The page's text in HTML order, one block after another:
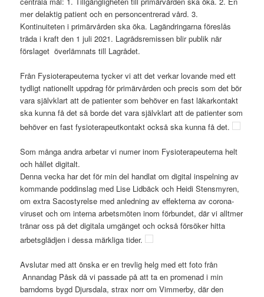
mer delaktig patient och en personcentrerad vård. 3.
Kontinuiteten i primärvården ska öka. Lagändringarna föreslås
träda i kraft den 1 juli 2021. Lagrådsremissen blir publik när
förslaget överlämnats till Lagrådet.
Från Fysioterapeuterna tycker vi att det verkar lovande med ett
tydligt nationellt uppdrag för primärvården och precis som det bör
vara självklart att de patienter som behöver en fast läkarkontakt
ska kunna få det så borde det vara självklart att de patienter som
behöver en fast fysioterapeutkontakt också ska kunna få det.
Som många andra arbetar vi numer inom Fysioterapeuterna helt
och hållet digitalt.
Denna vecka har det för min del handlat om digital inspelning av
kommande poddinslag med Lise Lidbäck och Heidi Stensmyren,
om extra Sacostyrelse med anledning av effekterna av corona-
viruset och om interna arbetsmöten inom förbundet, där vi alltmer
tränar oss på det digitala umgänget och också försöker hitta
arbetsglädjen i dessa märkliga tider.
Avslutar med att önska er en trevlig helg med ett foto från
Annandag Påsk då vi passade på att ta en promenad i min
barndoms bygd Djursdala, strax norr om Vimmerby, där den